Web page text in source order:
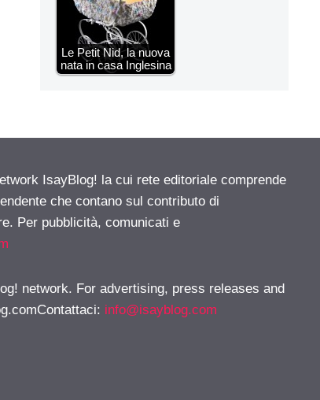
Le Petit Nid, la nuova
nata in casa Inglesina
IsayBlog! la cui rete editoriale comprende
che contano sul contributo di
Per pubblicità, comunicati e
network. For advertising, press releases and
: info@isayblog.com